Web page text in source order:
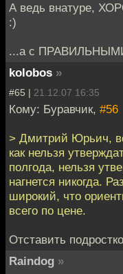
А ведь внатуре,
:)
...а с
kolobos »
#65 | 21.12.07 16:35
Кому: Буравчик, #56
> Дмитрий Юрьич,
как нельзя
полгода, нельзя
нагнется никогда.
широкий, что
всего по цене.
Отставить
Raindog »